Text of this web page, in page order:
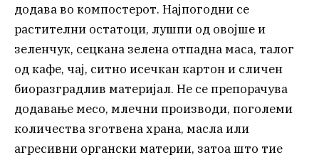
додава во компостерот. Најпогодни се
растителни остатоци, лушпи од овојше и
зеленчук, сецкана зелена отпадна маса, талог
од кафе, чај, ситно исечкан картон и сличен
биоразградлив материјал. Не се препорачува
додавање месо, млечни производи, поголеми
количества зготвена храна, масла или
агресивни органски материи, затоа што тие